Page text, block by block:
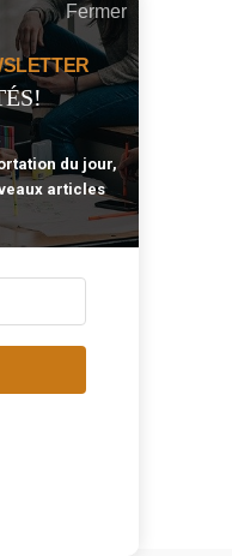
Naissance
Fermer
du jour,
articles